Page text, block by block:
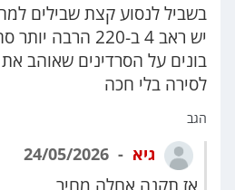
יש ראב 4 ב-220
בונים על הסרדינים שאוהב
לסירה בלי חכה
הגב
גיא
אז תקנה אחלה מחיר